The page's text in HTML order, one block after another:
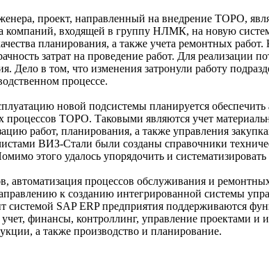
проект, направленный на внедрение ТОРО,
компаний, входящей в группу НЛМК, на новую
планирования, а также учета ремонтных
затрат на проведение работ. Для реализации
Дело в том, что изменения затронули работу
процессе.
новой подсистемы планируется
процессов ТОРО. Таковыми являются учет
работ, планирования, а также управления
ВИЗ-Стали были созданы справочники
этого удалось упорядочить и
автоматизация процессов обслуживания и
к созданию интегрированной системы
системой SAP ERP предприятия поддерживаются
учет, финансы, контроллинг, управление проектами
а также производство и планирование.